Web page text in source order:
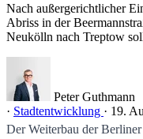
Nach außergerichtlicher
Abriss in der
Neukölln nach Treptow
Peter Guthmann
· Stadtentwicklung · 19.
Der Weiterbau der